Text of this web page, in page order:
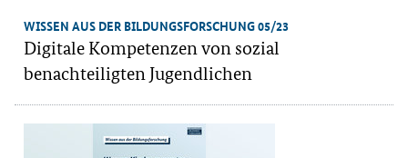
WISSEN AUS DER BILDUNGSFORSCHUNG 05/23
Digitale Kompetenzen von sozial
benachteiligten Jugendlichen